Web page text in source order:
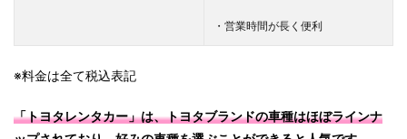
・営業時間が長く便利
※料金は全て税込表記
「トヨタレンタカー」は、トヨタブランドの車種はほぼラインナ